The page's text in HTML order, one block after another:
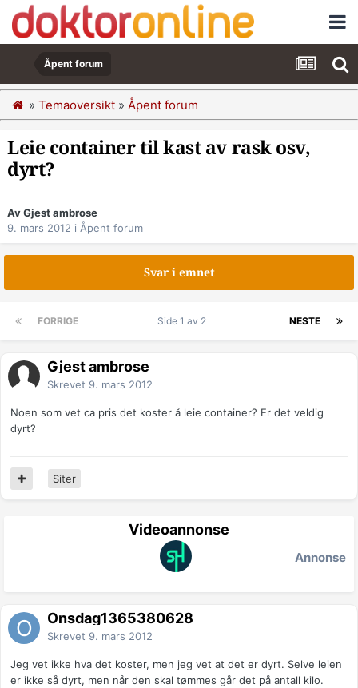
Åpent forum
» Temaoversikt » Åpent forum
Leie container til kast av rask osv,
dyrt?
Av Gjest ambrose
9. mars 2012 i Åpent forum
Svar i emnet
FORRIGE NESTE
Side 1 av 2
Gjest ambrose
Skrevet 9. mars 2012
Noen som vet ca pris det koster å leie container? Er det veldig
dyrt?
Siter
Videoannonse
Annonse
Onsdag1365380628
Skrevet 9. mars 2012
Jeg vet ikke hva det koster, men jeg vet at det er dyrt. Selve leien
er ikke så dyrt, men når den skal tømmes går det på antall kilo.